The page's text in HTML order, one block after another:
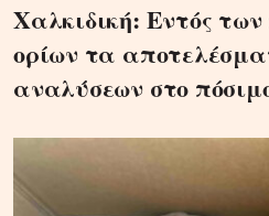
Χαλκιδική: Εντός
ορίων τα
αναλύσεων στο